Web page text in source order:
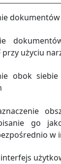
przy użyciu
obok
go
w